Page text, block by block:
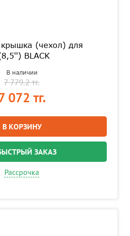
крышка (чехол) для
BLACK
В наличии
7 779.2 тг.
072 тг.
В КОРЗИНУ
ЗАКАЗ
Рассрочка